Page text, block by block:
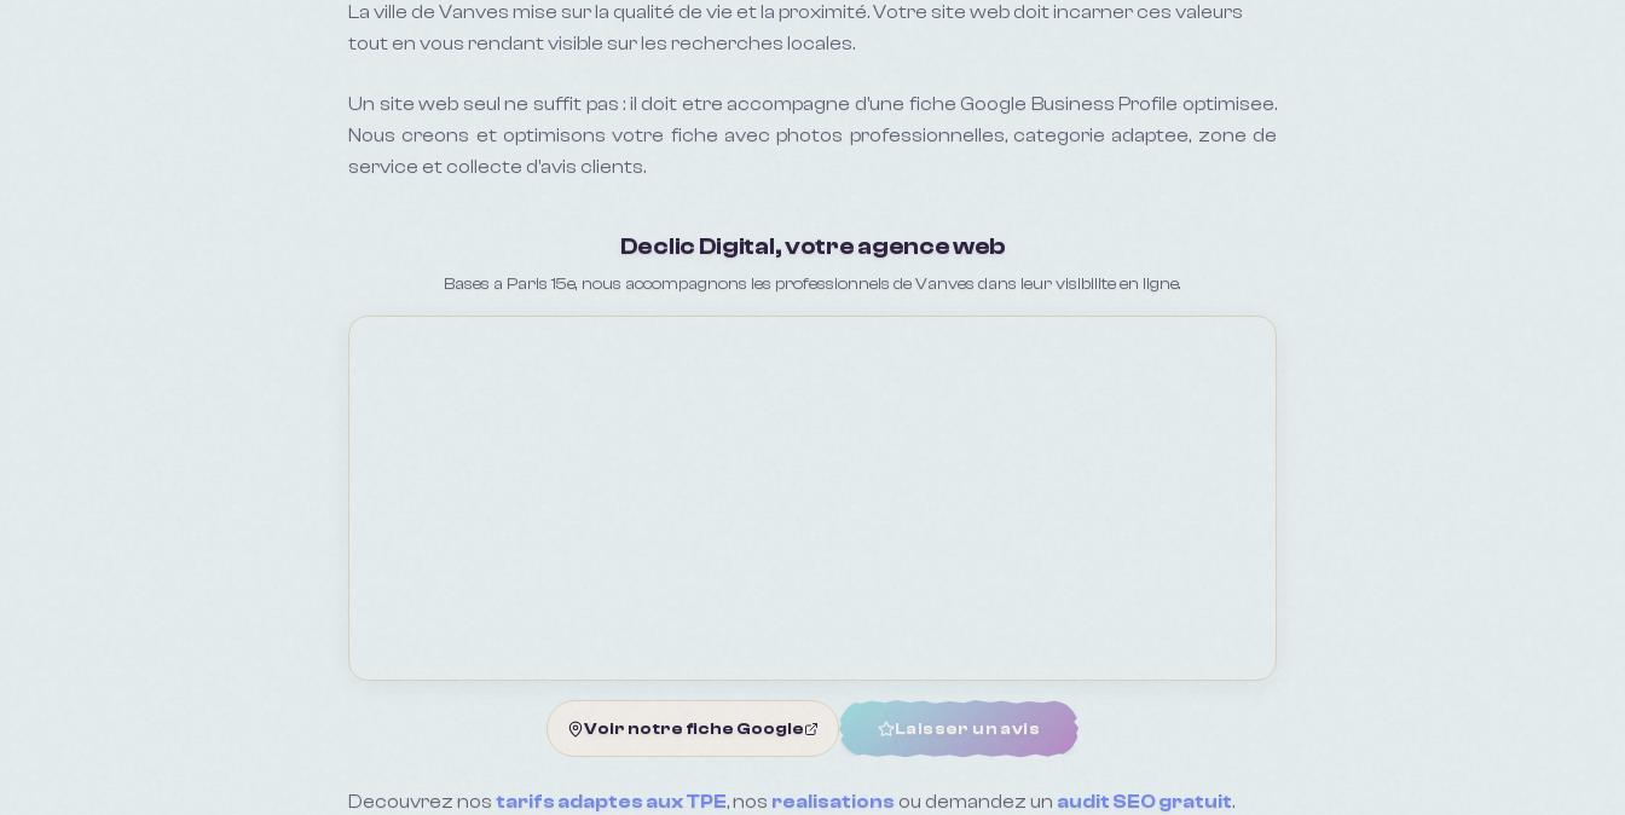
La ville de Vanves mise sur la qualité de vie et la proximité. Votre site web doit incarner ces valeurs
tout en vous rendant visible sur les recherches locales.
Un site web seul ne suffit pas : il doit etre accompagne d'une fiche Google Business Profile optimisee.
Nous creons et optimisons votre fiche avec photos professionnelles, categorie adaptee, zone de
service et collecte d'avis clients.
Declic Digital, votre agence web
Bases a Paris 15e, nous accompagnons les professionnels de Vanves dans leur visibilite en ligne.
Voir notre fiche Google Laisser un avis
Decouvrez nos tarifs adaptes aux TPE, nos realisations ou demandez un audit SEO gratuit.